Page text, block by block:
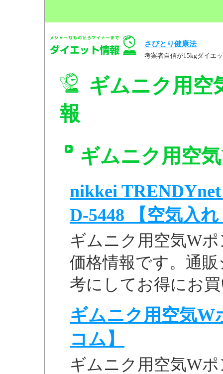
さびとり健康法
考案者自信が15kgダイエ
ギムニク用空
報
ギムニク用空
nikkei
D-5448 【空気入
ギムニク用空気W
価格情報です。通
考にしてお得にお
ギムニク用空気W
コム】
ギムニク用空気W